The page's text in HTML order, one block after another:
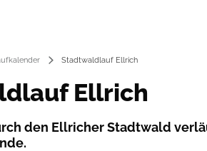
Stadtwaldlauf Ellrich
Ellrich
den Ellricher Stadtwald